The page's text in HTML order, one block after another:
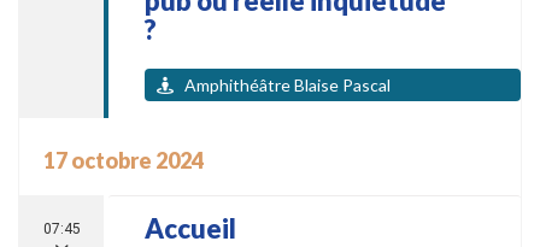
?
Amphithéâtre Blaise Pascal
17 octobre 2024
07:45 Accueil